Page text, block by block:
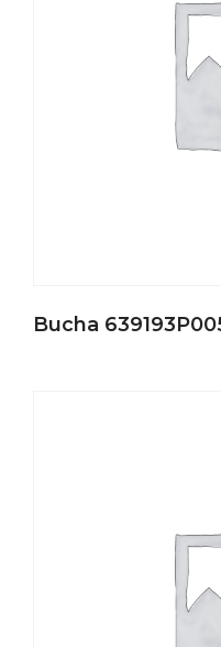
Bucha